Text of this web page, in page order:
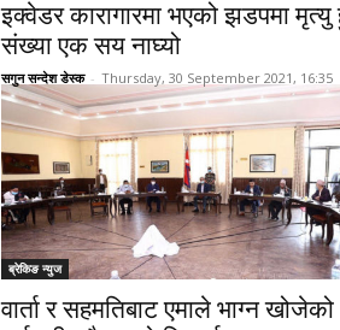
इक्वेडर कारागारमा भएको झडपमा
संख्या एक सय नाघ्यो
सगुन सन्देश डेस्क - Thursday, 30 September 2021, 16:35
ब्रेकिङ न्युज
वार्ता र सहमतिबाट एमाले भाग्न खोजेको